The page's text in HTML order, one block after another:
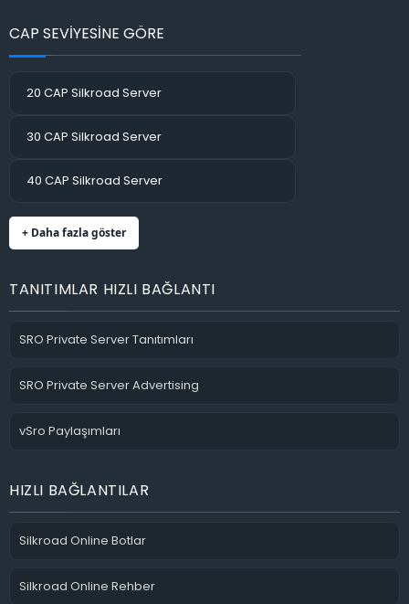
CAP SEVİYESİNE GÖRE
20 CAP Silkroad Server
30 CAP Silkroad Server
40 CAP Silkroad Server
+ Daha fazla göster
TANITIMLAR HIZLI BAĞLANTI
SRO Private Server Tanıtımları
SRO Private Server Advertising
vSro Paylaşımları
HIZLI BAĞLANTILAR
Silkroad Online Botlar
Silkroad Online Rehber